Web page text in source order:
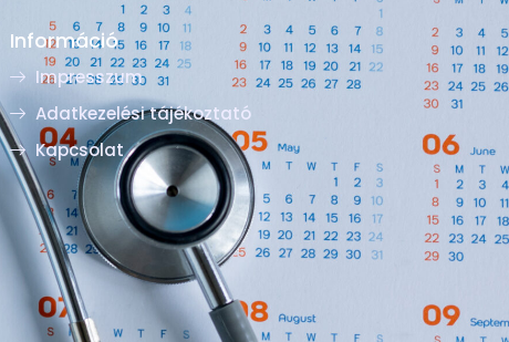
Információ
Impresszum
Adatkezelési tájékoztató
Kapcsolat